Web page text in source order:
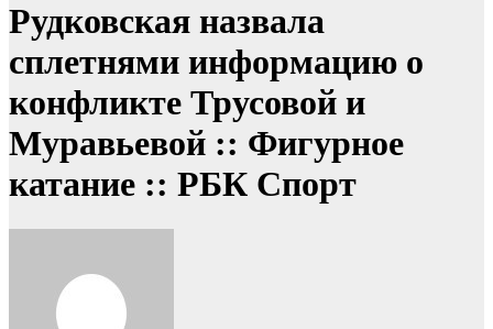
Рудковская назвала
сплетнями информацию о
конфликте Трусовой и
Муравьевой :: Фигурное
катание :: РБК Спорт